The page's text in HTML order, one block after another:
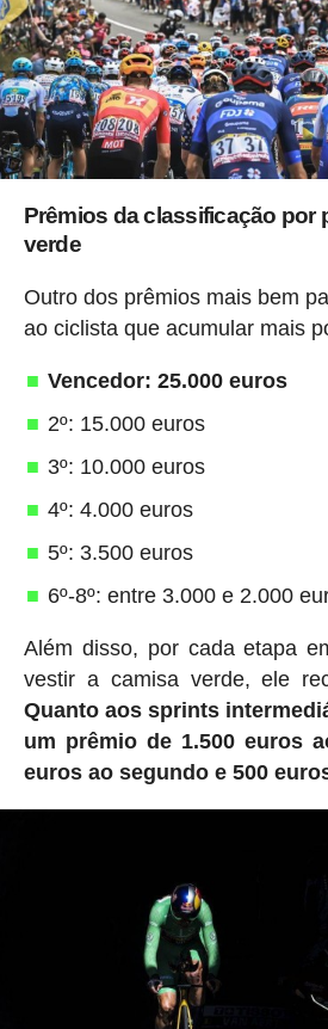
Prêmios da classificação por
verde
Outro dos prêmios mais bem
ao ciclista que acumular mais
Vencedor: 25.000 euros
2º: 15.000 euros
3º: 10.000 euros
4º: 4.000 euros
5º: 3.500 euros
6º-8º: entre 3.000 e 2.000
Além disso, por cada etapa
vestir a camisa verde, ele
Quanto aos sprints
um prêmio de 1.500 euros
euros ao segundo e 500